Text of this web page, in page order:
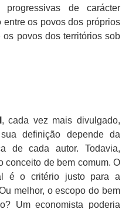
de carácter
os povos dos próprios
os povos dos territórios sob
, cada vez mais divulgado,
definição depende da
de cada autor. Todavia,
conceito de bem comum. O
é o critério justo para a
melhor, o escopo do bem
Um economista poderia